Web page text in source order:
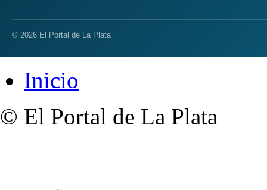
© 2026 El Portal de La Plata
Inicio
© El Portal de La Plata